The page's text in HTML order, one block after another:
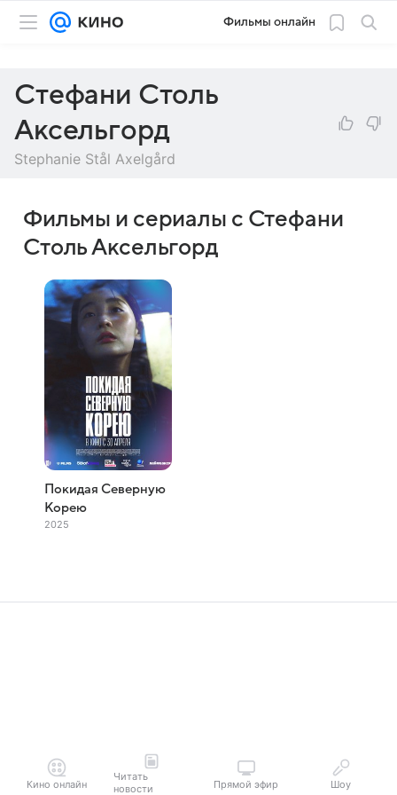
Фильмы онлайн
Стефани Столь
Аксельгорд
Stephanie Stål Axelgård
Фильмы и сериалы с Стефани
Столь Аксельгорд
Покидая Северную
Корею
2025
Кино онлайн
Читать
новости
Прямой эфир Шоу